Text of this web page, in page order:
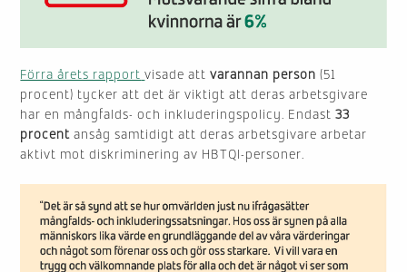
Förra årets rapport visade attvarannan person (51
procent) tycker att det är viktigt att deras arbetsgivare
har en mångfalds- och inkluderingspolicy. Endast33
procent ansåg samtidigt att deras arbetsgivare arbetar
aktivt mot diskriminering av HBTQI-personer.